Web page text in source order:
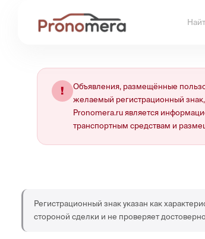
!
Объявления, размещённые
желаемый регистрационный
Pronomera.ru является
транспортным средствам и
Регистрационный знак указан как
стороной сделки и не проверяет